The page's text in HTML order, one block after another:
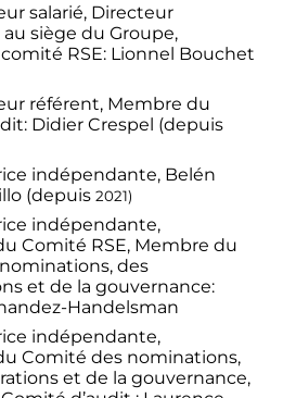
salarié, Directeur
siège du Groupe,
RSE: Lionnel Bouchet
référent, Membre du
Didier Crespel (depuis
indépendante, Belén
(depuis 2021)
indépendante,
Comité RSE, Membre du
des
et de la gouvernance:
Handelsman
indépendante,
Comité des nominations,
et de la gouvernance,